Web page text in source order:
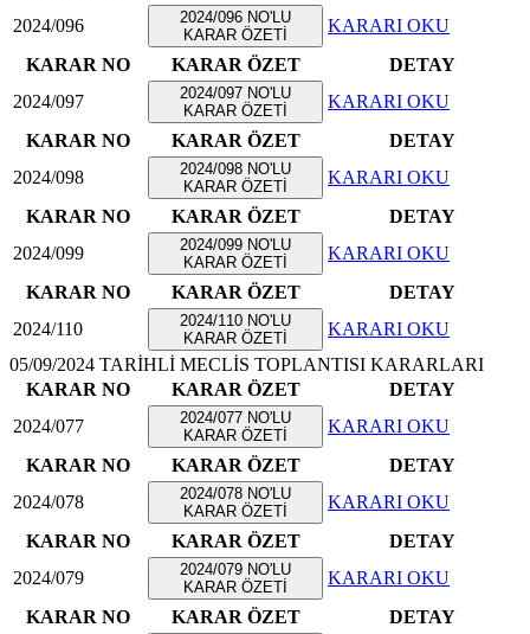
2024/096
2024/096 NO'LU
KARAR ÖZETİ
KARARI OKU
KARAR NO
KARAR ÖZET
DETAY
2024/097
2024/097 NO'LU
KARAR ÖZETİ
KARARI OKU
KARAR NO
KARAR ÖZET
DETAY
2024/098
2024/098 NO'LU
KARAR ÖZETİ
KARARI OKU
KARAR NO
KARAR ÖZET
DETAY
2024/099
2024/099 NO'LU
KARAR ÖZETİ
KARARI OKU
KARAR NO
KARAR ÖZET
DETAY
2024/110
2024/110 NO'LU
KARAR ÖZETİ
KARARI OKU
05/09/2024 TARİHLİ MECLİS TOPLANTISI KARARLARI
KARAR NO
KARAR ÖZET
DETAY
2024/077
2024/077 NO'LU
KARAR ÖZETİ
KARARI OKU
KARAR NO
KARAR ÖZET
DETAY
2024/078
2024/078 NO'LU
KARAR ÖZETİ
KARARI OKU
KARAR NO
KARAR ÖZET
DETAY
2024/079
2024/079 NO'LU
KARAR ÖZETİ
KARARI OKU
KARAR NO
KARAR ÖZET
DETAY